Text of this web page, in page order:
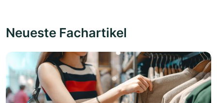
Neueste Fachartikel